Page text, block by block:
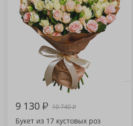
9 130₽ 10 740₽
Букет из 17 кустовых роз